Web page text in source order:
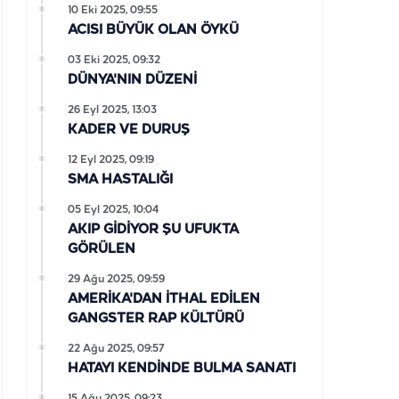
ACISI BÜYÜK OLAN ÖYKÜ
10 Eki 2025, 09:55
DÜNYA'NIN DÜZENİ
03 Eki 2025, 09:32
KADER VE DURUŞ
26 Eyl 2025, 13:03
SMA HASTALIĞI
12 Eyl 2025, 09:19
AKIP GİDİYOR ŞU UFUKTA
GÖRÜLEN
05 Eyl 2025, 10:04
AMERİKA'DAN İTHAL EDİLEN
GANGSTER RAP KÜLTÜRÜ
29 Ağu 2025, 09:59
HATAYI KENDİNDE BULMA SANATI
22 Ağu 2025, 09:57